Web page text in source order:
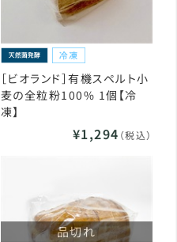
［ビオランド］有機スペルト小
麦の全粒粉100% 1個【冷
凍】
¥1,294 （税込）
品切れ